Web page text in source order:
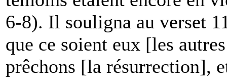
6-8). Il souligna au verset
que ce soient eux [les
prêchons [la résurrection],